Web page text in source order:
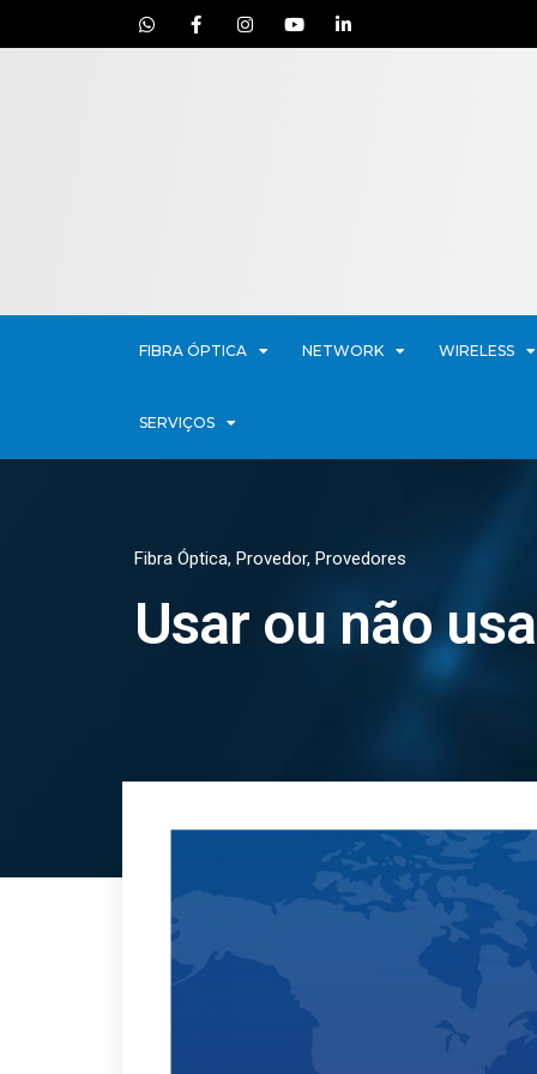
FIBRA ÓPTICA NETWORK WIRELESS
SERVIÇOS
Fibra Óptica, Provedor, Provedores
Usar ou não